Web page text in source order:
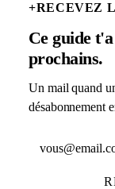
+RECEVEZ
Ce guide
prochains.
Un mail quand
désabonnement